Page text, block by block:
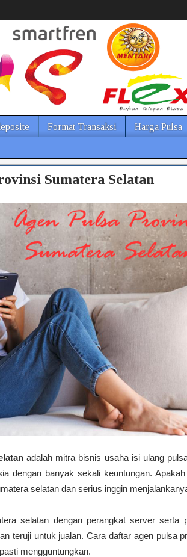
Format Transaksi Harga Pulsa
Sumatera Selatan
adalah mitra bisnis usaha isi ulang
dengan banyak sekali keuntungan.
selatan dan serius inggin
selatan dengan perangkat server serta
teruji untuk jualan. Cara daftar agen pulsa
mengguntungkan.